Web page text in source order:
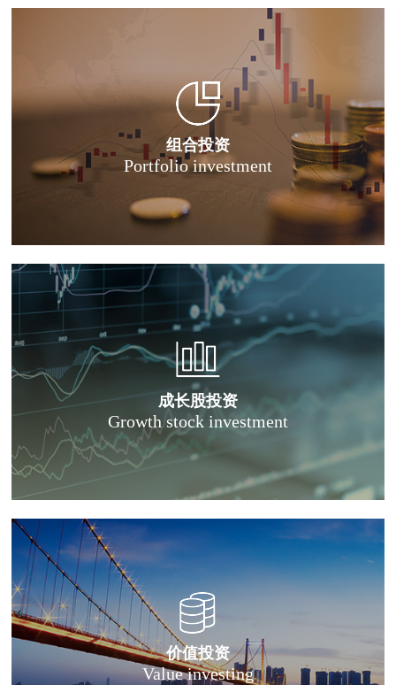
组合投资
Portfolio investment
成长股投资
Growth stock investment
价值投资
Value investing